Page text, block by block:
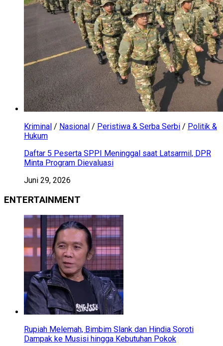
Kriminal / Nasional / Peristiwa & Serba Serbi / Politik &
Hukum
Daftar 5 Peserta SPPI Meninggal saat Latsarmil, DPR
Minta Program Dievaluasi
Juni 29, 2026
ENTERTAINMENT
Rupiah Melemah, Bimbim Slank dan Hindia Soroti
Dampak ke Musisi hingga Kebutuhan Pokok